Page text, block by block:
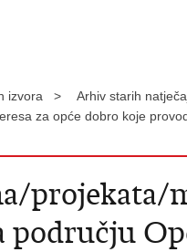
izvora > Arhiv starih
za opće dobro koje
projekata/